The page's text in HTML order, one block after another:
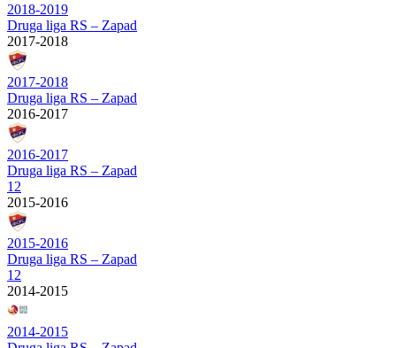
2018-2019
Druga liga RS – Zapad
2017-2018
2017-2018
Druga liga RS – Zapad
2016-2017
2016-2017
Druga liga RS – Zapad
12
2015-2016
2015-2016
Druga liga RS – Zapad
12
2014-2015
2014-2015